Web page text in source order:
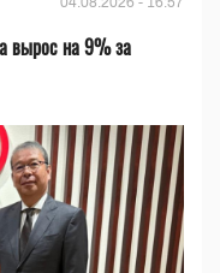
вырос на 9% за